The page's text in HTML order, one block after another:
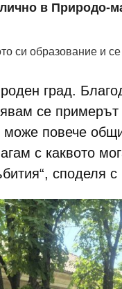
в Природо-
си образование и се
град.
се
може повече
с каквото
споделя